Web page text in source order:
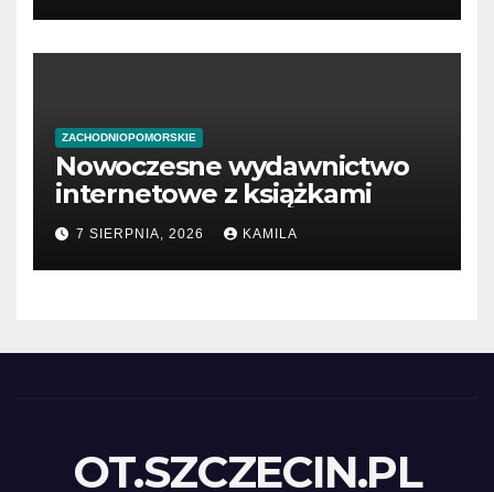
ZACHODNIOPOMORSKIE
Nowoczesne wydawnictwo
internetowe z książkami
7 SIERPNIA, 2026 KAMILA
OT.SZCZECIN.PL